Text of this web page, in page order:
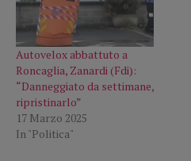
Autovelox abbattuto a
Roncaglia, Zanardi (Fdi):
“Danneggiato da settimane,
ripristinarlo”
17 Marzo 2025
In "Politica"